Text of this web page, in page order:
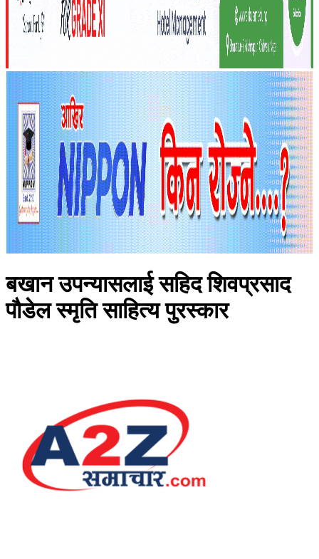
बखान उपन्यासलाई सहिद शिवप्रसाद
पौडेल स्मृति साहित्य पुरस्कार